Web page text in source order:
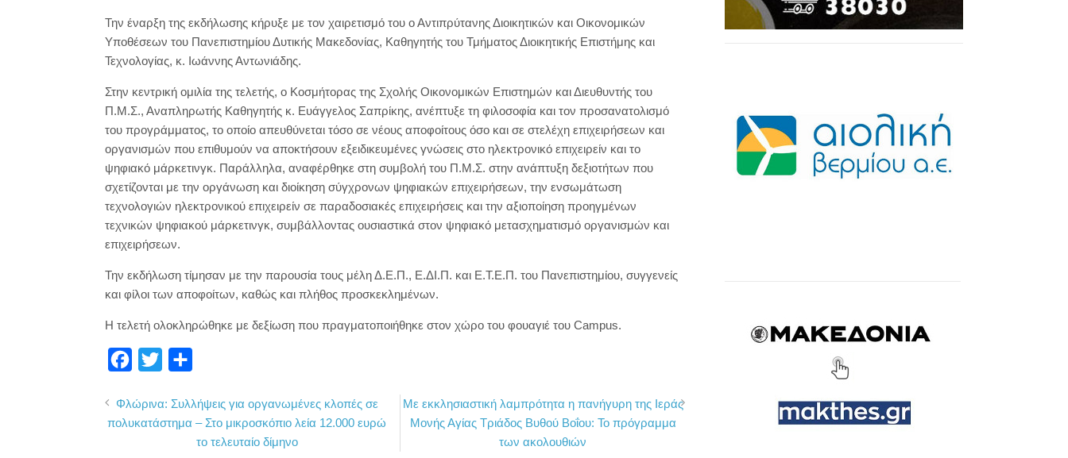
Την έναρξη της εκδήλωσης κήρυξε με τον χαιρετισμό του ο Αντιπρύτανης Διοικητικών και Οικονομικών
Υποθέσεων του Πανεπιστημίου Δυτικής Μακεδονίας, Καθηγητής του Τμήματος Διοικητικής Επιστήμης και
Τεχνολογίας, κ. Ιωάννης Αντωνιάδης.
Στην κεντρική ομιλία της τελετής, ο Κοσμήτορας της Σχολής Οικονομικών Επιστημών και Διευθυντής του
Π.Μ.Σ., Αναπληρωτής Καθηγητής κ. Ευάγγελος Σαπρίκης, ανέπτυξε τη φιλοσοφία και τον προσανατολισμό
του προγράμματος, το οποίο απευθύνεται τόσο σε νέους αποφοίτους όσο και σε στελέχη επιχειρήσεων και
οργανισμών που επιθυμούν να αποκτήσουν εξειδικευμένες γνώσεις στο ηλεκτρονικό επιχειρείν και το
ψηφιακό μάρκετινγκ. Παράλληλα, αναφέρθηκε στη συμβολή του Π.Μ.Σ. στην ανάπτυξη δεξιοτήτων που
σχετίζονται με την οργάνωση και διοίκηση σύγχρονων ψηφιακών επιχειρήσεων, την ενσωμάτωση
τεχνολογιών ηλεκτρονικού επιχειρείν σε παραδοσιακές επιχειρήσεις και την αξιοποίηση προηγμένων
τεχνικών ψηφιακού μάρκετινγκ, συμβάλλοντας ουσιαστικά στον ψηφιακό μετασχηματισμό οργανισμών και
επιχειρήσεων.
Την εκδήλωση τίμησαν με την παρουσία τους μέλη Δ.Ε.Π., Ε.ΔΙ.Π. και Ε.Τ.Ε.Π. του Πανεπιστημίου, συγγενείς
και φίλοι των αποφοίτων, καθώς και πλήθος προσκεκλημένων.
Η τελετή ολοκληρώθηκε με δεξίωση που πραγματοποιήθηκε στον χώρο του φουαγιέ του Campus.
c
e
i
t
ι
Φλώρινα: Συλλήψεις για οργανωμένες κλοπές σε
πολυκατάστημα – Στο μικροσκόπιο λεία 12.000 ευρώ
το τελευταίο δίμηνο
Με εκκλησιαστική λαμπρότητα η πανήγυρη της Ιεράς
Μονής Αγίας Τριάδος Βυθού Βοΐου: Το πρόγραμμα
των ακολουθιών